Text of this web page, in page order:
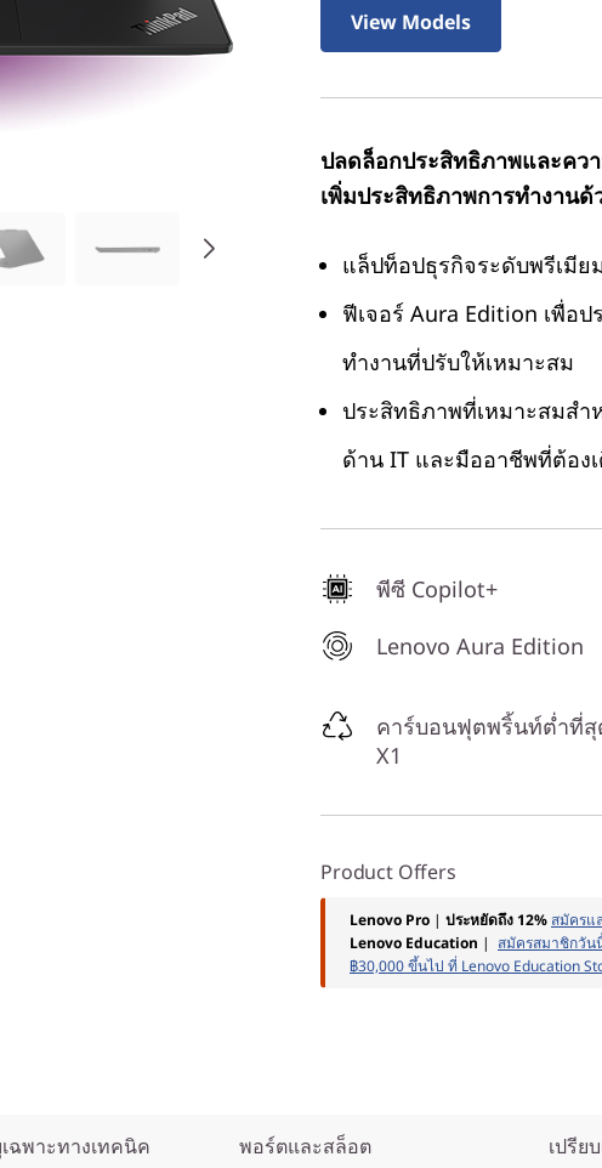
View Models
ปลดล็อกประสิทธิภาพและคว
เพิ่มประสิทธิภาพการทำงานด้
แล็ปท็อปธุรกิจระดับพรีเมีย
ฟีเจอร์ Aura Edition เพื่อ
ทำงานที่ปรับให้เหมาะสม
ประสิทธิภาพที่เหมาะสมส
ด้าน IT และมืออาชีพที่ต้อง
พีซี Copilot+
Lenovo Aura Edition
คาร์บอนฟุตพริ้นท์ต่ำที่สุ
X1
Product Offers
Lenovo Pro | ประหยัดถึง 12% สมัครแ
Lenovo Education | สมัครสมาชิกวัน
฿30,000 ขึ้นไป ที่ Lenovo Education
ฉพาะทางเทคนิค พอร์ตและสล็อต เปรีย